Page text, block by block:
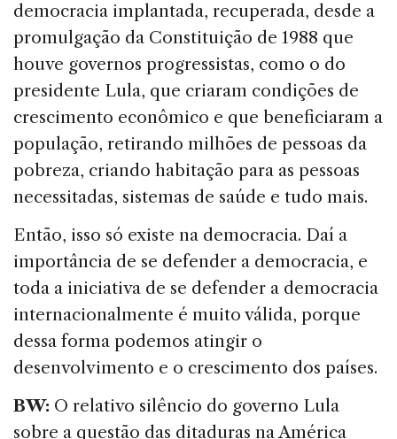
democracia implantada, recuperada, desde a
promulgação da Constituição de 1988 que
houve governos progressistas, como o do
presidente Lula, que criaram condições de
crescimento econômico e que beneficiaram a
população, retirando milhões de pessoas da
pobreza, criando habitação para as pessoas
necessitadas, sistemas de saúde e tudo mais.
Então, isso só existe na democracia. Daí a
importância de se defender a democracia, e
toda a iniciativa de se defender a democracia
internacionalmente é muito válida, porque
dessa forma podemos atingir o
desenvolvimento e o crescimento dos países.
BW: O relativo silêncio do governo Lula
sobre a questão das ditaduras na América